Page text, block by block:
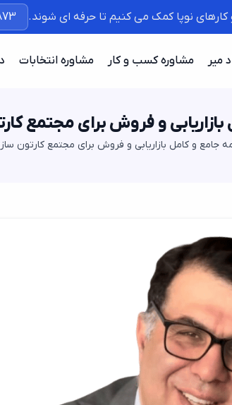
نوپا کمک می کنیم تا حرفه ای شوند.
میر مشاوره کسب و کار مشاوره انتخابات
بازاریابی و فروش برای مجتمع
جامع و کامل بازاریابی و فروش برای مجتمع کارتون